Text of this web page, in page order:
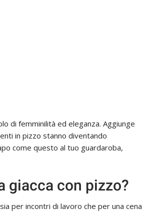
di femminilità ed eleganza. Aggiunge
in pizzo stanno diventando
come questo al tuo guardaroba,
giacca con pizzo?
per incontri di lavoro che per una cena